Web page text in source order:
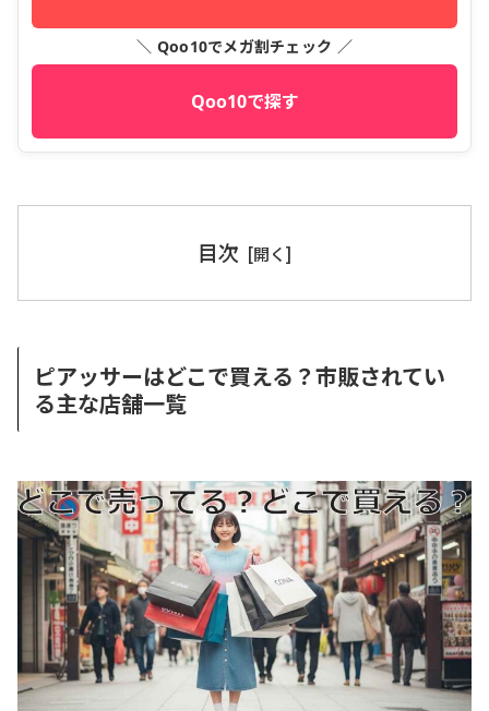
＼ Qoo10でメガ割チェック ／
Qoo10で探す
目次
ピアッサーはどこで買える？市販されてい
る主な店舗一覧